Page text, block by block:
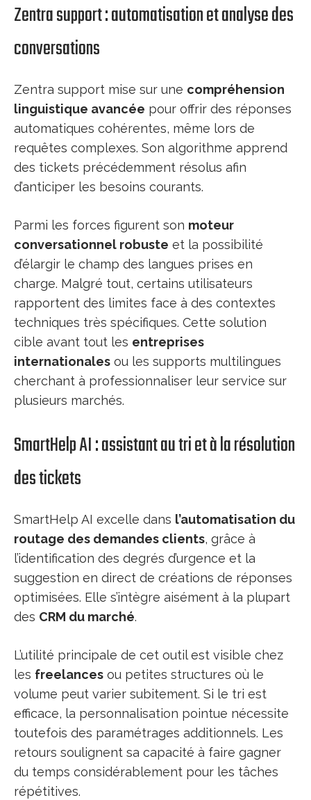
Zentra support : automatisation et analyse des
conversations
Zentra support mise sur une compréhension
linguistique avancée pour offrir des réponses
automatiques cohérentes, même lors de
requêtes complexes. Son algorithme apprend
des tickets précédemment résolus afin
d’anticiper les besoins courants.
Parmi les forces figurent son moteur
conversationnel robuste et la possibilité
d’élargir le champ des langues prises en
charge. Malgré tout, certains utilisateurs
rapportent des limites face à des contextes
techniques très spécifiques. Cette solution
cible avant tout les entreprises
internationales ou les supports multilingues
cherchant à professionnaliser leur service sur
plusieurs marchés.
SmartHelp AI : assistant au tri et à la résolution
des tickets
SmartHelp AI excelle dans l’automatisation du
routage des demandes clients, grâce à
l’identification des degrés d’urgence et la
suggestion en direct de créations de réponses
optimisées. Elle s’intègre aisément à la plupart
des CRM du marché.
L’utilité principale de cet outil est visible chez
les freelances ou petites structures où le
volume peut varier subitement. Si le tri est
efficace, la personnalisation pointue nécessite
toutefois des paramétrages additionnels. Les
retours soulignent sa capacité à faire gagner
du temps considérablement pour les tâches
répétitives.